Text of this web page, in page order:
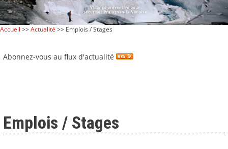
Accueil >>Actualité >> Emplois / Stages
Abonnez-vous au flux d'actualité
Emplois / Stages